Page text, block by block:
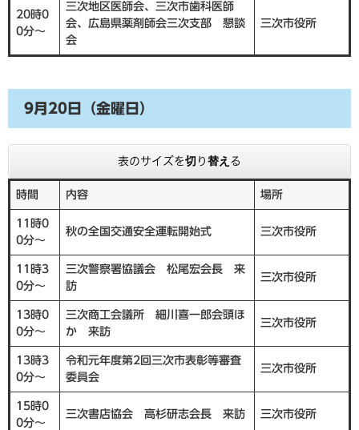
20時0
0分～
三次地区医師会、三次市歯科医師
会、広島県薬剤師会三次支部 懇談
会
三次市役所
9月20日（金曜日）
表のサイズを切り替える
時間 内容 場所
11時0
0分～
秋の全国交通安全運転開始式 三次市役所
11時3
0分～
三次警察署協議会 松尾宏会長 来
訪
三次市役所
13時0
0分～
三次商工会議所 細川喜一郎会頭ほ
か 来訪
三次市役所
13時3
0分～
令和元年度第2回三次市表彰等審査
委員会
三次市役所
15時0
0分～
三次書店協会 高杉研志会長 来訪 三次市役所